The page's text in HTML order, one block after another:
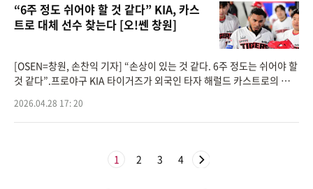
“6주 정도 쉬어야 할 것 같다” KIA, 카스
트로 대체 선수 찾는다 [오!쎈 창원]
[OSEN=창원, 손찬익 기자] “손상이 있는 것 같다. 6주 정도는 쉬어야 할
것 같다”.프로야구 KIA 타이거즈가 외국인 타자 해럴드 카스트로의 부상
자이
2026.04.28 17: 20
1 2 3 4